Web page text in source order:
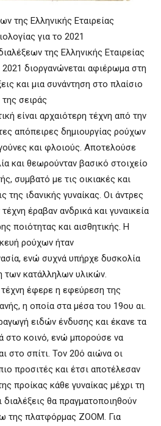
της Ελληνικής Εταιρείας
για το 2021
της Ελληνικής Εταιρείας
2021 διοργανώνεται αφιέρωμα στη
και μια συνάντηση στο πλαίσιο
της σειράς
είναι αρχαιότερη τέχνη από την
απόπειρες δημιουργίας ρούχων
και φλοιούς. Αποτελούσε
και θεωρούνταν βασικό στοιχείο
συμβατό με τις οικιακές και
της ιδανικής γυναίκας. Οι άντρες
έραβαν ανδρικά και γυναικεία
ποιότητας και αισθητικής. Η
ρούχων ήταν
ενώ συχνά υπήρχε δυσκολία
των κατάλληλων υλικών.
έφερε η εφεύρεση της
η οποία στα μέσα του 19ου αι.
ειδών ένδυσης και έκανε τα
στο κοινό, ενώ μπορούσε να
στο σπίτι. Τον 20ό αιώνα οι
προσιτές και έτσι αποτέλεσαν
προίκας κάθε γυναίκας μέχρι τη
διαλέξεις θα πραγματοποιηθούν
της πλατφόρμας ZOOM. Για